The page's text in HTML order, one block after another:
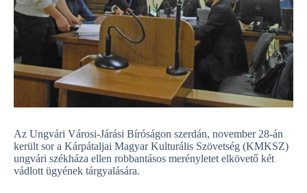
Az Ungvári Városi-Járási Bíróságon szerdán, november 28-án
került sor a Kárpátaljai Magyar Kulturális Szövetség (KMKSZ)
ungvári székháza ellen robbantásos merényletet elkövető két
vádlott ügyének tárgyalására.